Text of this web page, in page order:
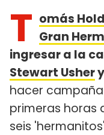
T omás
Gran
ingresar a la
Stewart Ushery
hacer campaña
primeras horas
seis